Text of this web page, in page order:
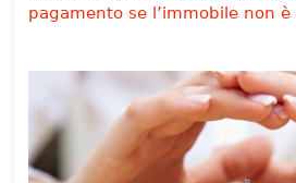
pagamento se l’immobile non